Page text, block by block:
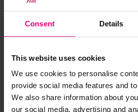
Consent Details
This website uses cookies
We use cookies to personalise
provide social media features and
We also share information about
our social media, advertising and